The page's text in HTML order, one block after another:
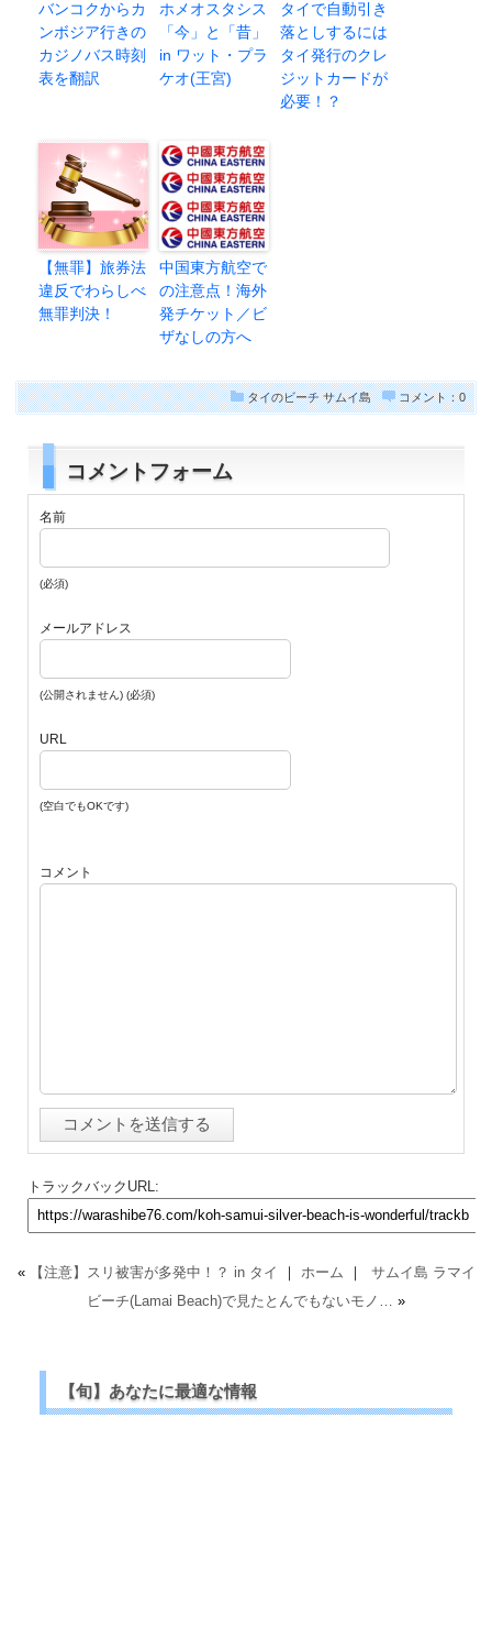
バンコクからカ
ンボジア行きの
カジノバス時刻
表を翻訳
ホメオスタシス
「今」と「昔」
in ワット・プラ
ケオ(王宮)
タイで自動引き
落としするには
タイ発行のクレ
ジットカードが
必要！？
【無罪】旅券法
違反でわらしべ
無罪判決！
中国東方航空で
の注意点！海外
発チケット／ビ
ザなしの方へ
タイのビーチ サムイ島 コメント：0
コメントフォーム
名前
(必須)
メールアドレス
(公開されません) (必須)
URL
(空白でもOKです)
コメント
トラックバックURL:
« 【注意】スリ被害が多発中！？ in タイ ｜ ホーム ｜ サムイ島 ラマイ
ビーチ(Lamai Beach)で見たとんでもないモノ…
»
【旬】あなたに最適な情報